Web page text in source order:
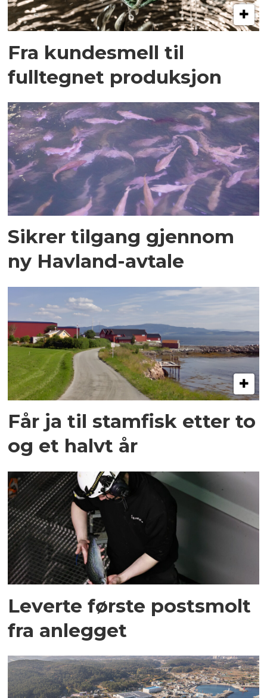
Fra kundesmell til
fulltegnet produksjon
Sikrer tilgang gjennom
ny Havland-avtale
Får ja til stamfisk etter to
og et halvt år
Leverte første postsmolt
fra anlegget